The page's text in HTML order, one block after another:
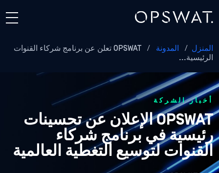
المنزل / المدونة /
OPSWAT تعلن عن برنامج شركاء القنوات
الرئيسية...
أخبار الشركة
OPSWAT الإعلان عن تحسينات
رئيسية في برنامج شركاء
القنوات لتوسيع التغطية العالمية